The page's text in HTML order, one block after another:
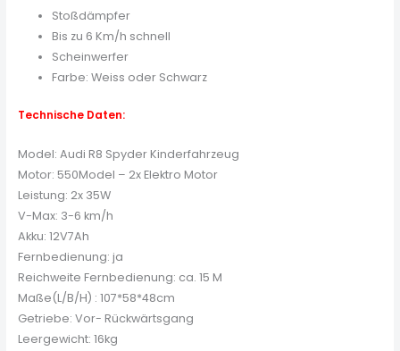
Stoßdämpfer
Bis zu 6 Km/h schnell
Scheinwerfer
Farbe: Weiss oder Schwarz
Technische Daten:
Model: Audi R8 Spyder Kinderfahrzeug
Motor: 550Model – 2x Elektro Motor
Leistung: 2x 35W
V-Max: 3-6 km/h
Akku: 12V7Ah
Fernbedienung: ja
Reichweite Fernbedienung: ca. 15 M
Maße(L/B/H) : 107*58*48cm
Getriebe: Vor- Rückwärtsgang
Leergewicht: 16kg